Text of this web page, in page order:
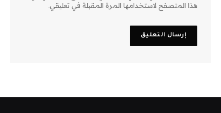
هذا المتصفح لاستخدامها المرة المقبلة في تعليقي.